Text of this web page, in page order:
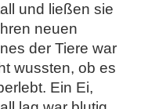
und ließen sie
neuen
der Tiere war
wussten, ob es
Ein Ei,